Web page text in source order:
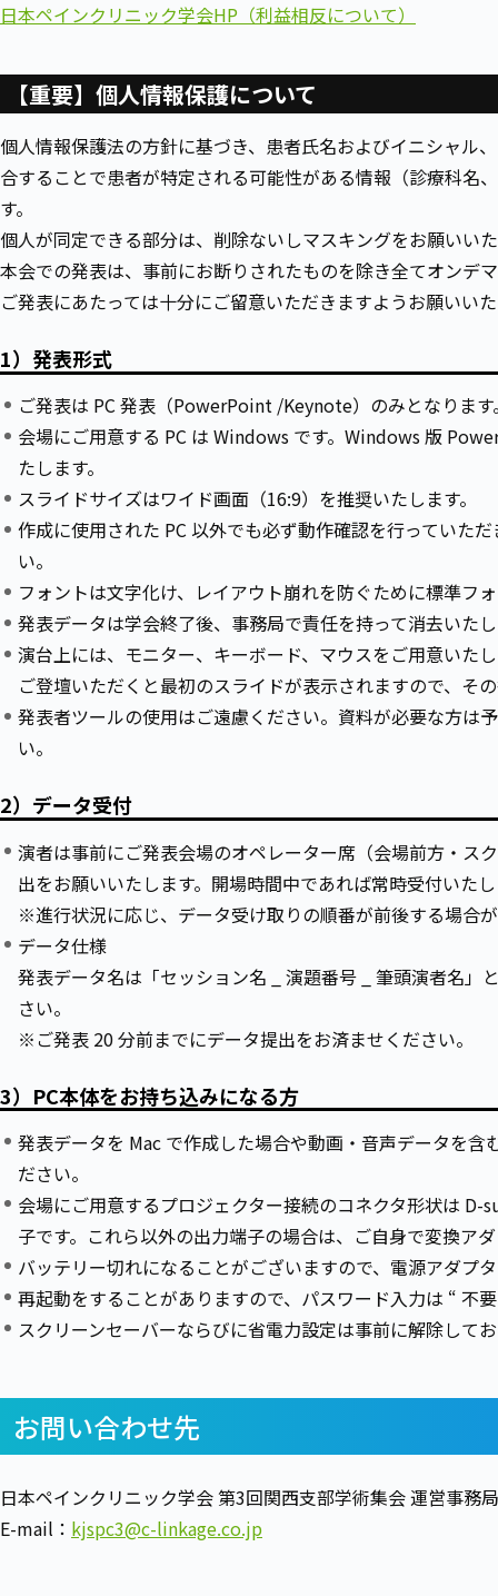
日本ペインクリニック学会HP（利益相反について）
【重要】個人情報保護について
個人情報保護法の方針に基づき、患者氏名およびイニシャル
合することで患者が特定される可能性がある情報（診療科名
す。
個人が同定できる部分は、削除ないしマスキングをお願いい
本会での発表は、事前にお断りされたものを除き全てオンデ
ご発表にあたっては十分にご留意いただきますようお願いい
1）発表形式
ご発表は PC 発表（PowerPoint /Keynote）のみとなりま
会場にご用意する PC は Windows です。Windows 版
たします。
スライドサイズはワイド画面（16:9）を推奨いたします。
作成に使用された PC 以外でも必ず動作確認を行っていた
い。
フォントは文字化け、レイアウト崩れを防ぐために標準フ
発表データは学会終了後、事務局で責任を持って消去いた
演台上には、モニター、キーボード、マウスをご用意いた
ご登壇いただくと最初のスライドが表示されますので、そ
発表者ツールの使用はご遠慮ください。資料が必要な方は
い。
2）データ受付
演者は事前にご発表会場のオペレーター席（会場前方・ス
出をお願いいたします。開場時間中であれば常時受付いた
※進行状況に応じ、データ受け取りの順番が前後する場合
データ仕様
発表データ名は「セッション名 _ 演題番号 _ 筆頭演者名」
さい。
※ご発表 20 分前までにデータ提出をお済ませください。
3）PC本体をお持ち込みになる方
発表データを Mac で作成した場合や動画・音声データを含
ださい。
会場にご用意するプロジェクター接続のコネクタ形状は D-
子です。これら以外の出力端子の場合は、ご自身で変換ア
バッテリー切れになることがございますので、電源アダプ
再起動をすることがありますので、パスワード入力は “ 不
スクリーンセーバーならびに省電力設定は事前に解除して
お問い合わせ先
日本ペインクリニック学会 第3回関西支部学術集会 運営事務局
E-mail： kjspc3@c-linkage.co.jp